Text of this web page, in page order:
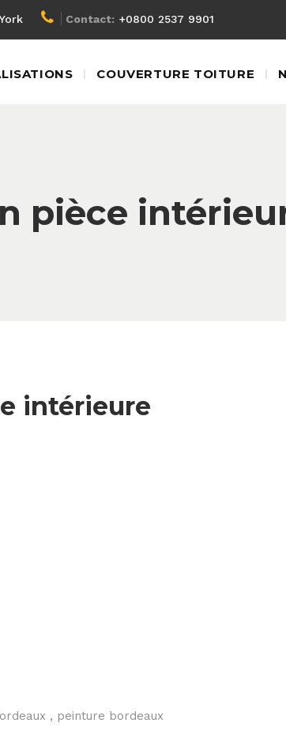
Contact: +0800 2537 9901
COUVERTURE TOITURE
pièce
intérieure
, peinture bordeaux